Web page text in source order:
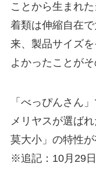
ことから生まれ
着類は伸縮自在
来、製品サイズ
よかったことが
「べっぴんさん
メリヤスが選ば
莫大小」の特性が
※追記：10月29